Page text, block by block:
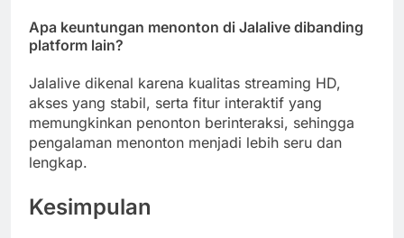
Apa keuntungan menonton di Jalalive dibanding
platform lain?
Jalalive dikenal karena kualitas streaming HD,
akses yang stabil, serta fitur interaktif yang
memungkinkan penonton berinteraksi, sehingga
pengalaman menonton menjadi lebih seru dan
lengkap.
Kesimpulan